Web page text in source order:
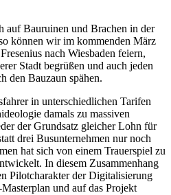
auf Bauruinen und Brachen in der
können wir im kommenden März
nach Wiesbaden feiern,
Stadt begrüßen und auch jeden
den Bauzaun spähen.
in unterschiedlichen Tarifen
damals zu massiven
der Grundsatz gleicher Lohn für
drei Busunternehmen nur noch
hat sich von einem Trauerspiel zu
In diesem Zusammenhang
Pilotcharakter der Digitalisierung
und auf das Projekt